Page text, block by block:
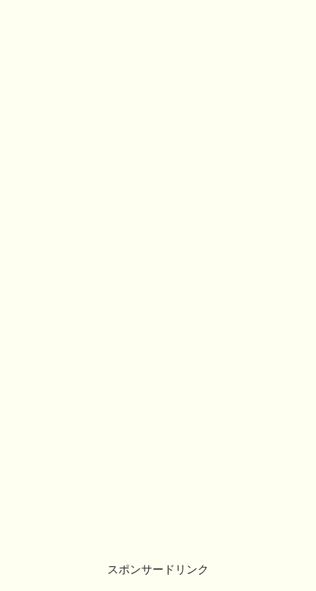
スポンサードリンク